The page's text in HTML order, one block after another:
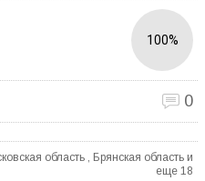
100%
0
область , Брянская область и
еще 18